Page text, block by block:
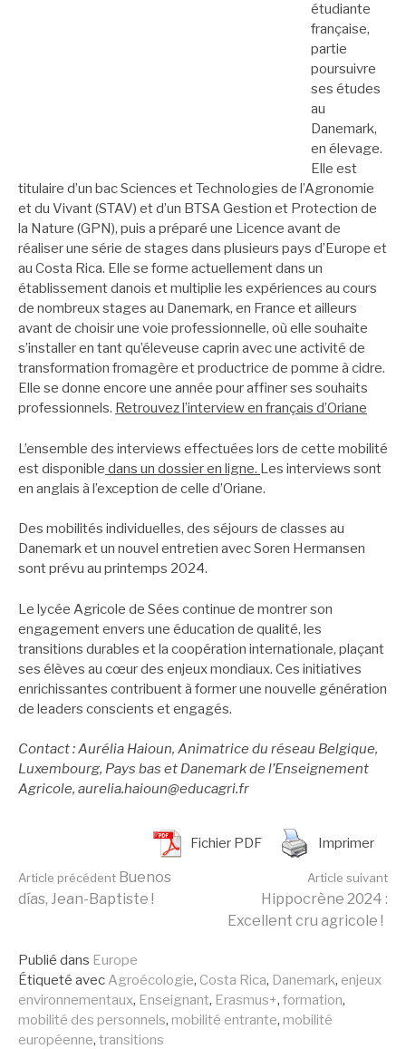
étudiante
française,
partie
poursuivre
ses études
au
Danemark,
en élevage.
Elle est
titulaire d’un bac Sciences et Technologies de l’Agronomie
et du Vivant (STAV) et d’un BTSA Gestion et Protection de
la Nature (GPN), puis a préparé une Licence avant de
réaliser une série de stages dans plusieurs pays d’Europe et
au Costa Rica. Elle se forme actuellement dans un
établissement danois et multiplie les expériences au cours
de nombreux stages au Danemark, en France et ailleurs
avant de choisir une voie professionnelle, où elle souhaite
s’installer en tant qu’éleveuse caprin avec une activité de
transformation fromagère et productrice de pomme à cidre.
Elle se donne encore une année pour affiner ses souhaits
professionnels. Retrouvez l’interview en français d’Oriane
L’ensemble des interviews effectuées lors de cette mobilité
est disponible dans un dossier en ligne. Les interviews sont
en anglais à l’exception de celle d’Oriane.
Des mobilités individuelles, des séjours de classes au
Danemark et un nouvel entretien avec Soren Hermansen
sont prévu au printemps 2024.
Le lycée Agricole de Sées continue de montrer son
engagement envers une éducation de qualité, les
transitions durables et la coopération internationale, plaçant
ses élèves au cœur des enjeux mondiaux. Ces initiatives
enrichissantes contribuent à former une nouvelle génération
de leaders conscients et engagés.
Contact : Aurélia Haioun, Animatrice du réseau Belgique,
Luxembourg, Pays bas et Danemark de l’Enseignement
Agricole, aurelia.haioun@educagri.fr
Fichier PDF Imprimer
Lire
la
suite
Article précédent Buenos
días, Jean-Baptiste !
Article suivant
Hippocrène 2024 :
Excellent cru agricole !
Publié dans Europe
Étiqueté avec Agroécologie, Costa Rica, Danemark, enjeux
environnementaux, Enseignant, Erasmus+, formation,
mobilité des personnels, mobilité entrante, mobilité
européenne, transitions